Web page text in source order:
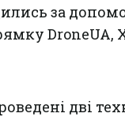
за
DroneUA,
дві